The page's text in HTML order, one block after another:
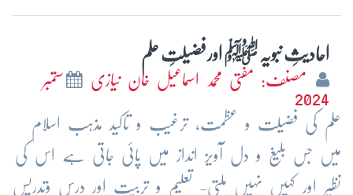
احادیثِ نبویہ ﷺ اور فضیلتِ علم
مصنف: مفتی محمد اسماعیل خان نیازی
ستمبر
2024
علم کی فضیلت و عظمت، ترغیب و تاکید مذہب اسلام
میں جس بلیغ و دل آویز انداز میں پائی جاتی ہے اس کی
نظیر اور کہیں نہیں ملتی- تعلیم و تربیت اور درس وتدریس